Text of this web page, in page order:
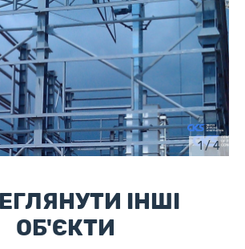
1 / 4
ІНШІ
ОБ'ЄКТИ